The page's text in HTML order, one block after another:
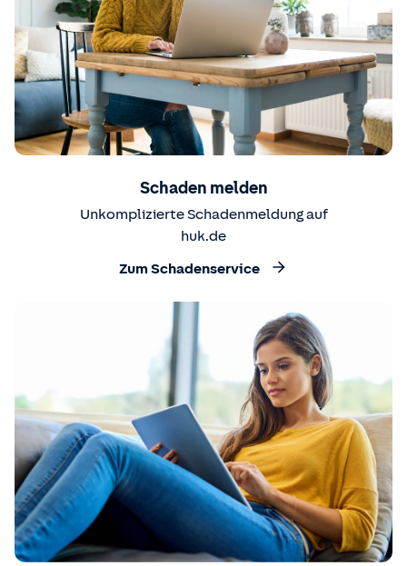
Schaden melden
Unkomplizierte Schadenmeldung auf
huk.de
Zum Schadenservice